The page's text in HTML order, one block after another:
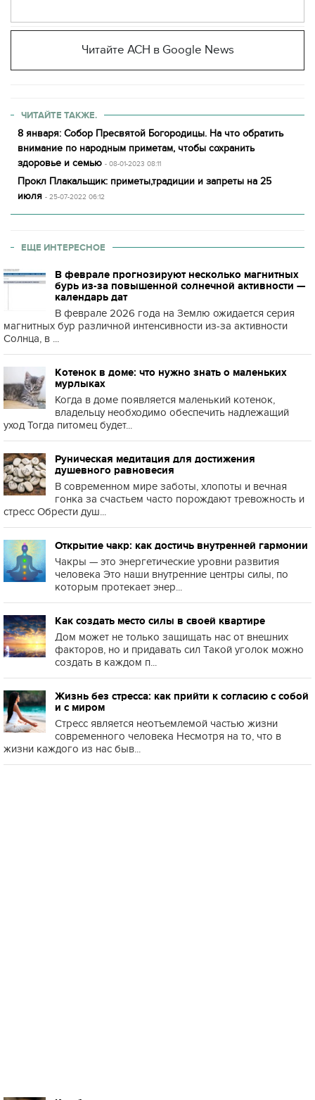
Читайте АСН в Google News
ЧИТАЙТЕ ТАКЖЕ.
8 января: Собор Пресвятой Богородицы. На что обратить
внимание по народным приметам, чтобы сохранить
здоровье и семью - 08-01-2023 08:11
Прокл Плакальщик: приметы,традиции и запреты на 25
июля - 25-07-2022 06:12
ЕЩЕ ИНТЕРЕСНОЕ
В феврале прогнозируют несколько магнитных
бурь из-за повышенной солнечной активности —
календарь дат
В феврале 2026 года на Землю ожидается серия
магнитных бур различной интенсивности из-за активности
Солнца, в ...
Котенок в доме: что нужно знать о маленьких
мурлыках
Когда в доме появляется маленький котенок,
владельцу необходимо обеспечить надлежащий
уход Тогда питомец будет...
Руническая медитация для достижения
душевного равновесия
В современном мире заботы, хлопоты и вечная
гонка за счастьем часто порождают тревожность и
стресс Обрести душ...
Открытие чакр: как достичь внутренней гармонии
Чакры — это энергетические уровни развития
человека Это наши внутренние центры силы, по
которым протекает энер...
Как создать место силы в своей квартире
Дом может не только защищать нас от внешних
факторов, но и придавать сил Такой уголок можно
создать в каждом п...
Жизнь без стресса: как прийти к согласию с собой
и с миром
Стресс является неотъемлемой частью жизни
современного человека Несмотря на то, что в
жизни каждого из нас быв...